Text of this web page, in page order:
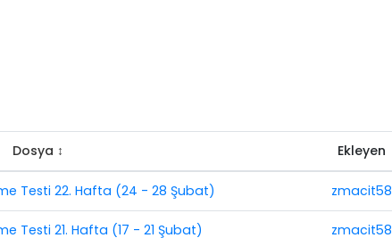
Dosya ↕ Ekleyen
Testi 22. Hafta (24 - 28 Şubat) zmacit58
Testi 21. Hafta (17 - 21 Şubat) zmacit58